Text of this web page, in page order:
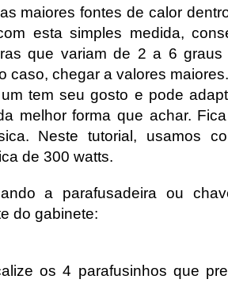
maiores fontes de calor
esta simples medida,
que variam de 2 a 6 graus
caso, chegar a valores
tem seu gosto e pode
melhor forma que achar.
Neste tutorial, usamos
de 300 watts.
a parafusadeira ou
do gabinete:
os 4 parafusinhos que